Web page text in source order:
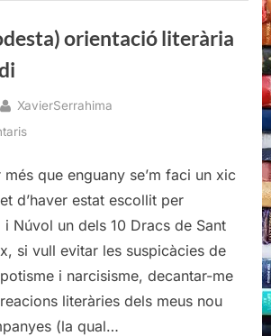
orientació literària
By
XavierSerrahima
a
meva
(modesta)
literària
per
Sant
Jordi
que enguany se’m faci un xic
d’haver estat escollit per
i Núvol un dels 10 Dracs de Sant
si vull evitar les suspicàcies de
i narcisisme, decantar-me
literàries dels meus nou
(la qual…